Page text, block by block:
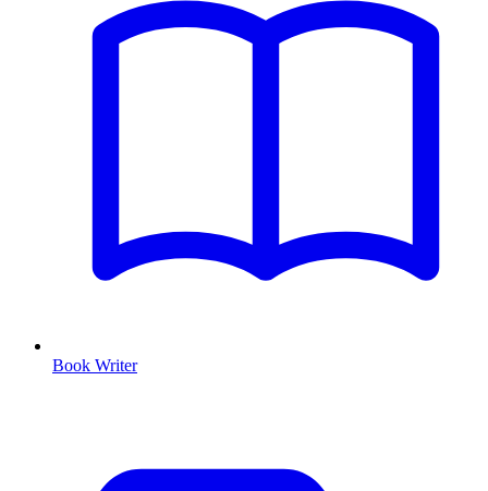
Book Writer